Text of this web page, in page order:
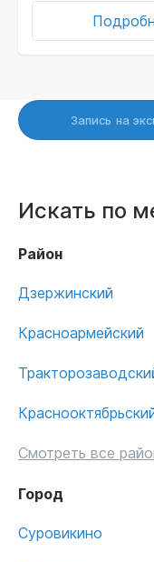
Запись на
Искать по
Район
Дзержинский
Красноармейский
Смотреть все
Город
Суровикино